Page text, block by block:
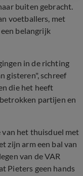
buiten gebracht.
voetballers, met
belangrijk
in de richting
gisteren", schreef
die het heeft
partijen en
van het thuisduel met
zijn arm een bal van
van de VAR
Pieters geen hands